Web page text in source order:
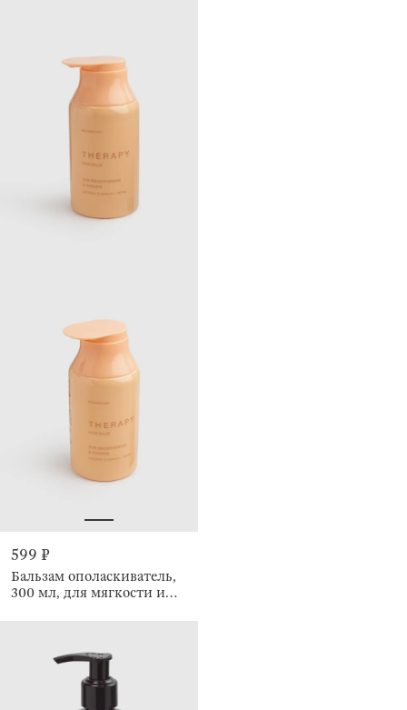
599 ₽
Бальзам ополаскиватель,
300 мл, для мягкости и